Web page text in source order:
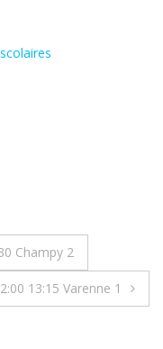
Champy 2
13:15 Varenne 1